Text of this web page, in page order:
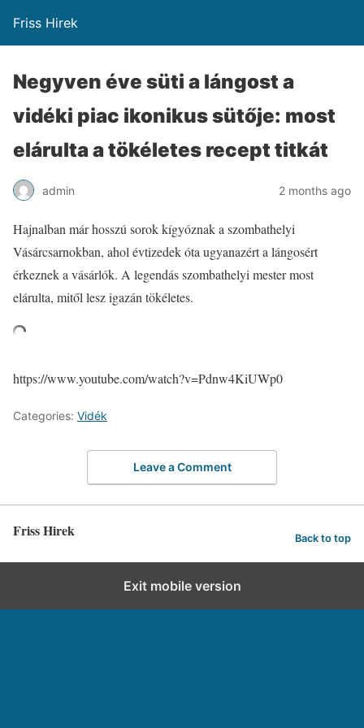
Friss Hirek
Negyven éve süti a lángost a
vidéki piac ikonikus sütője: most
elárulta a tökéletes recept titkát
admin 2 months ago
Hajnalban már hosszú sorok kígyóznak a szombathelyi
Vásárcsarnokban, ahol évtizedek óta ugyanazért a lángosért
érkeznek a vásárlók. A legendás szombathelyi mester most
elárulta, mitől lesz igazán tökéletes.
https://www.youtube.com/watch?v=Pdnw4KiUWp0
Categories: Vidék
Leave a Comment
Friss Hirek Back to top
Exit mobile version